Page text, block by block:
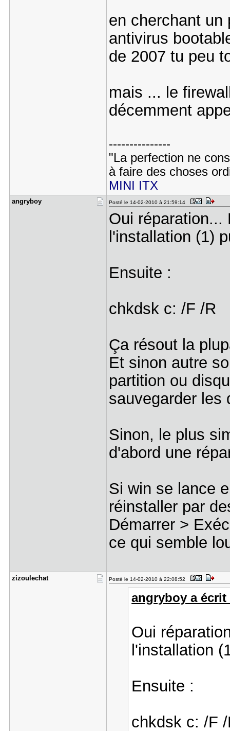
en cherchant un
antivirus
de 2007 tu peu
mais ... le
décemment
---------------
"La perfection ne
à faire des choses
MINI ITX
angryboy Posté le 14-02-2010 à 21:59:14
Oui réparation...
l'installation (1)
Ensuite :
chkdsk c: /F /R
Ça résout la
Et sinon autre
partition ou
sauvegarder les
Sinon, le plus
d'abord une
Si win se lance
réinstaller par
Démarrer >
ce qui semble
zizoulecha​t Posté le 14-02-2010 à 22:08:52
angryboy a écrit
Oui
l'installation
Ensuite :
chkdsk c: /F